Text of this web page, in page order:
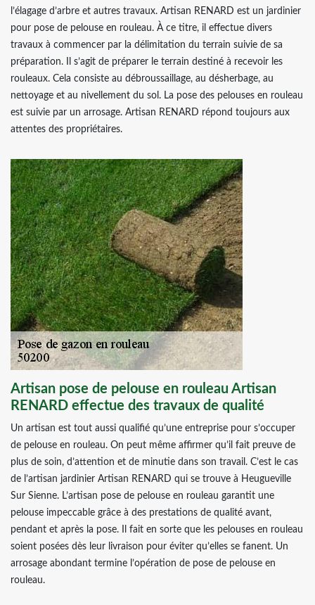
l’élagage d’arbre et autres travaux. Artisan RENARD est un jardinier
pour pose de pelouse en rouleau. À ce titre, il effectue divers
travaux à commencer par la délimitation du terrain suivie de sa
préparation. Il s’agit de préparer le terrain destiné à recevoir les
rouleaux. Cela consiste au débroussaillage, au désherbage, au
nettoyage et au nivellement du sol. La pose des pelouses en rouleau
est suivie par un arrosage. Artisan RENARD répond toujours aux
attentes des propriétaires.
Artisan pose de pelouse en rouleau Artisan
RENARD effectue des travaux de qualité
Un artisan est tout aussi qualifié qu’une entreprise pour s’occuper
de pelouse en rouleau. On peut même affirmer qu’il fait preuve de
plus de soin, d’attention et de minutie dans son travail. C’est le cas
de l’artisan jardinier Artisan RENARD qui se trouve à Heugueville
Sur Sienne. L’artisan pose de pelouse en rouleau garantit une
pelouse impeccable grâce à des prestations de qualité avant,
pendant et après la pose. Il fait en sorte que les pelouses en rouleau
soient posées dès leur livraison pour éviter qu’elles se fanent. Un
arrosage abondant termine l’opération de pose de pelouse en
rouleau.